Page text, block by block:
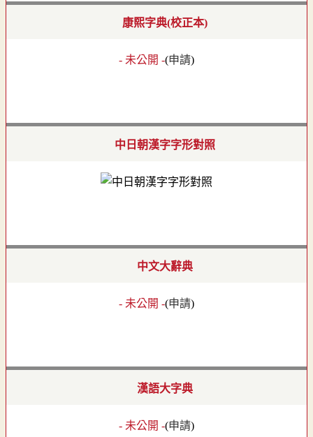
康熙字典(校正本)
- 未公開 -(申請)
中日朝漢字字形對照
中文大辭典
- 未公開 -(申請)
漢語大字典
- 未公開 -(申請)